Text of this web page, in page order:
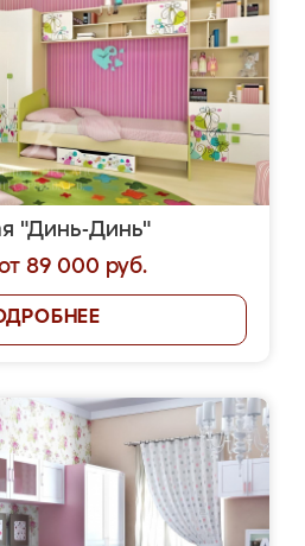
"Динь-Динь"
89 000 руб.